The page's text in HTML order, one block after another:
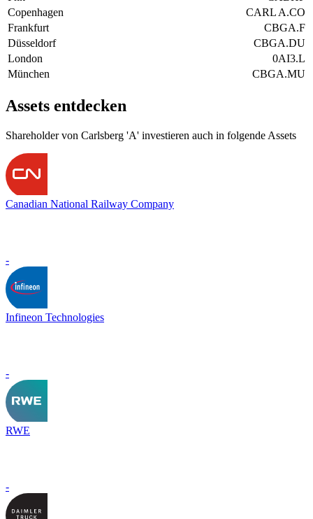
Copenhagen
CARL A.CO
Frankfurt
CBGA.F
Düsseldorf
CBGA.DU
London
0AI3.L
München
CBGA.MU
Assets entdecken
Shareholder von Carlsberg 'A' investieren auch in folgende Assets
Canadian National Railway Company
-
Infineon Technologies
-
RWE
-